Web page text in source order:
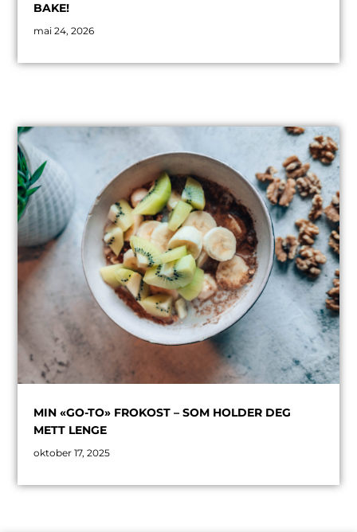
BAKE!
mai 24, 2026
MIN «GO-TO» FROKOST – SOM HOLDER DEG
METT LENGE
oktober 17, 2025